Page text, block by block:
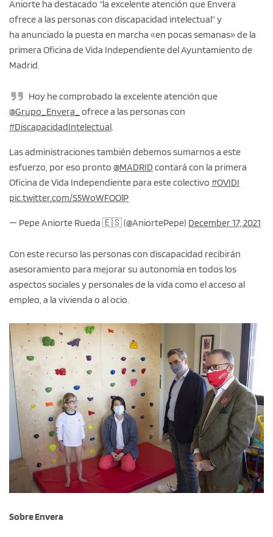
Aniorte ha destacado “la excelente atención que Envera
ofrece a las personas con discapacidad intelectual” y
ha anunciado la puesta en marcha «en pocas semanas» de la
primera Oficina de Vida Independiente del Ayuntamiento de
Madrid.
Hoy he comprobado la excelente atención que
@Grupo_Envera_
ofrece a las personas con
#DiscapacidadIntelectual.
Las administraciones también debemos sumarnos a este
esfuerzo, por eso pronto @MADRID contará con la primera
Oficina de Vida Independiente para este colectivo #OVIDI
pic.twitter.com/S5WoWFOOlP
— Pepe Aniorte Rueda 🇪🇸 (@AniortePepe) December 17, 2021
Con este recurso las personas con discapacidad recibirán
asesoramiento para mejorar su autonomía en todos los
aspectos sociales y personales de la vida como el acceso al
empleo, a la vivienda o al ocio.
Sobre Envera